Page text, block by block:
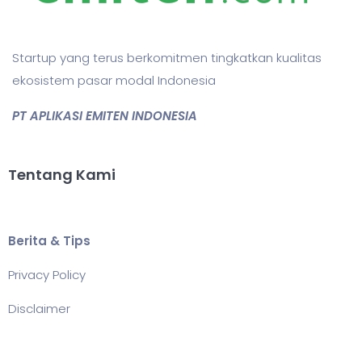
Startup yang terus berkomitmen tingkatkan kualitas
ekosistem pasar modal Indonesia
PT APLIKASI EMITEN INDONESIA
Tentang Kami
Berita & Tips
Privacy Policy
Disclaimer